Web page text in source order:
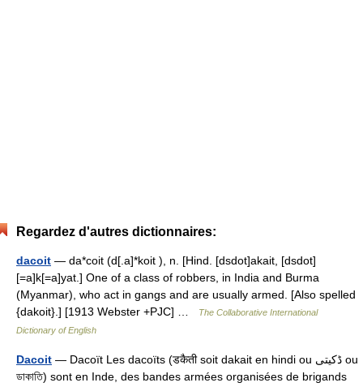
Regardez d'autres dictionnaires:
dacoit — da*coit (d[.a]*koit ), n. [Hind. [dsdot]akait, [dsdot]
[=a]k[=a]yat.] One of a class of robbers, in India and Burma
(Myanmar), who act in gangs and are usually armed. [Also spelled
{dakoit}.] [1913 Webster +PJC] …
The Collaborative International
Dictionary of English
Dacoit — Dacoït Les dacoïts (डकैती soit dakait en hindi ou ڈکیتی ou
ডাকাতি) sont en Inde, des bandes armées organisées de brigands